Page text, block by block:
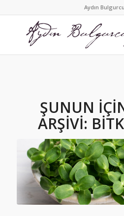
Aydın
ŞUNUN
ARŞIVI: